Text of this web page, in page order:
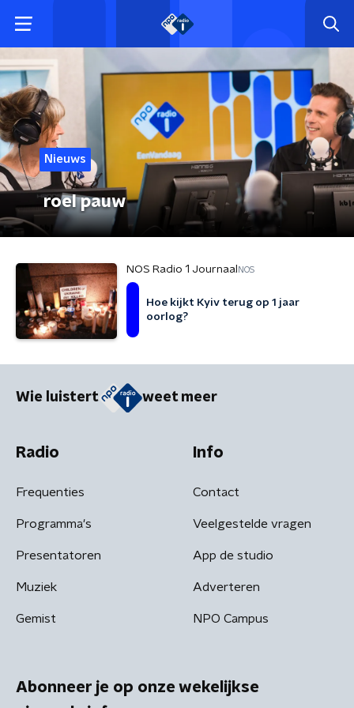
Nieuws
roel pauw
NOS Radio 1 Journaal NOS
Hoe kijkt Kyiv terug op 1 jaar
oorlog?
Wie luistert weet meer
Radio
Frequenties
Programma's
Presentatoren
Muziek
Gemist
Info
Contact
Veelgestelde vragen
App de studio
Adverteren
NPO Campus
Abonneer je op onze wekelijkse